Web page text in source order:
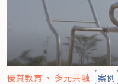
優質教育 多元共融 案例